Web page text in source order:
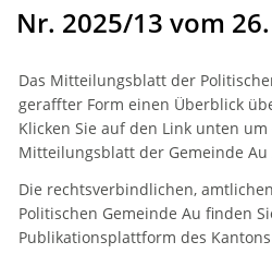
Nr. 2025/13 vom
Das Mitteilungsblatt der
geraffter Form einen Überblick
Klicken Sie auf den Link unten
Mitteilungsblatt der Gemeinde Au
Die rechtsverbindlichen,
Politischen Gemeinde Au finden
Publikationsplattform des